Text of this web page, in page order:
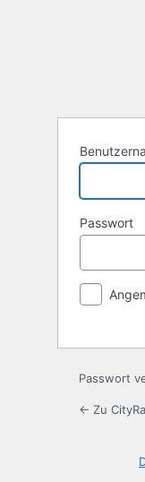
Passwort
Passwort
← Zu